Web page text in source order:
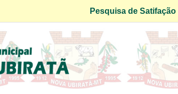
Pesquisa de Satifação|